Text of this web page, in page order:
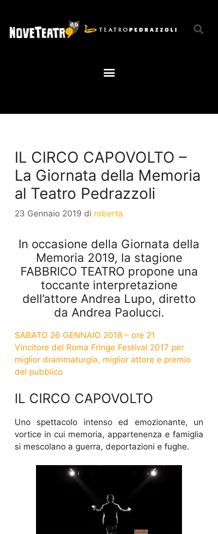
IL CIRCO CAPOVOLTO –
La Giornata della Memoria
al Teatro Pedrazzoli
23 Gennaio 2019 di roberta
In occasione della Giornata della
Memoria 2019, la stagione
FABBRICO TEATRO propone una
toccante interpretazione
dell’attore Andrea Lupo, diretto
da Andrea Paolucci.
SABATO 26 GENNAIO 2018 – ore 21
Vincitore del Roma Fringe Festival 2017 per
miglior drammaturgia, miglior attore e premio
del pubblico
IL CIRCO CAPOVOLTO
Uno spettacolo intenso ed emozionante, un
vortice in cui memoria, appartenenza e famiglia
si mescolano a guerra, deportazioni e fughe.